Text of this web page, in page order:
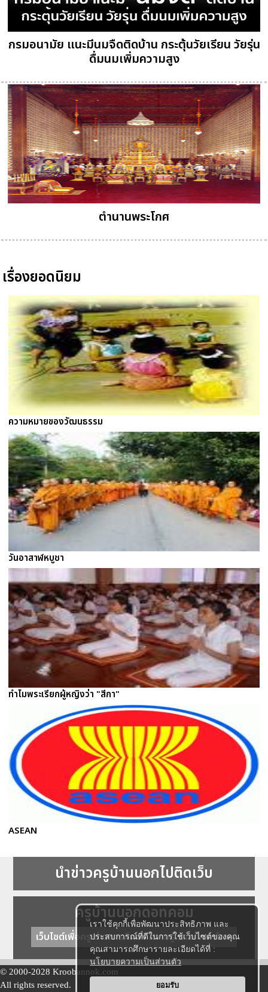
เราใช้คุกกี้เพื่อพัฒนาประสิทธิภาพ และ
ประสบการณ์ที่ดีในการใช้เว็บไซต์ของคุณ
คุณสามารถศึกษารายละเอียดได้ที่ :
นโยบายความเป็นส่วนตัว
ยอมรับ
กรมอนามัย แนะมีนมจืดติดบ้าน กระตุ้นวัยเรียน วัยรุ่น
ดื่มนมเพิ่มความสูง
ตำนานพระโกศ
เรื่องยอดนิยม
ความหมายของวัฒนธรรม
วันอาสาฬหบูชา
ทำไมพระเรียกผู้หญิงว่า "สีกา"
ASEAN
นำข่าวครูบ้านนอกไปติดเว็บ
ครูบ้านนอกดอทคอม
เว็บไซต์เพื่อครู ข่าวการศึกษา ความรู้ การศึกษาไทย
© 2000-2028 Kroobannok.com
All rights reserved.